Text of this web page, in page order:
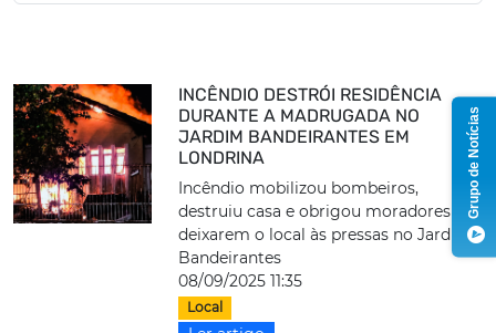
INCÊNDIO DESTRÓI RESIDÊNCIA
DURANTE A MADRUGADA NO
JARDIM BANDEIRANTES EM
LONDRINA
Incêndio mobilizou bombeiros,
destruiu casa e obrigou moradores a
deixarem o local às pressas no Jardim
Bandeirantes
08/09/2025 11:35
Local
Grupo de Notícias